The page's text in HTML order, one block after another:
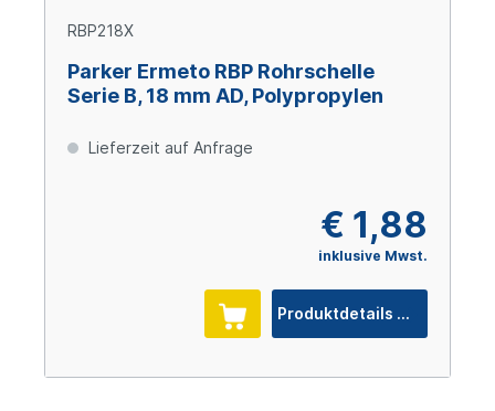
RBP218X
Parker Ermeto RBP Rohrschelle
Serie B, 18 mm AD, Polypropylen
Lieferzeit auf Anfrage
€ 1,88
inklusive Mwst.
Produktdetails